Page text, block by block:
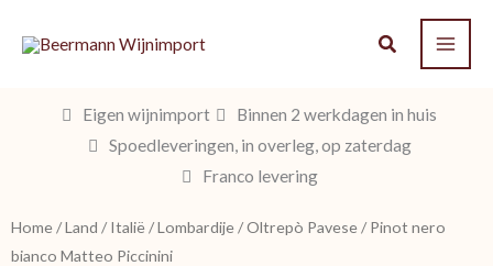
naar
Eigen wijnimport
Binnen 2 werkdagen in huis
Spoedleveringen, in overleg, op zaterdag
Franco levering
Home/Land /Italië/Lombardije/Oltrepò Pavese/ Pinot nero
bianco Matteo Piccinini